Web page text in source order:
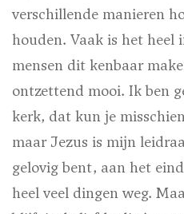
verschillende manieren
houden. Vaak is het
mensen dit kenbaar
ontzettend mooi. Ik ben
kerk, dat kun je
maar Jezus is mijn
gelovig bent, aan het
heel veel dingen weg.